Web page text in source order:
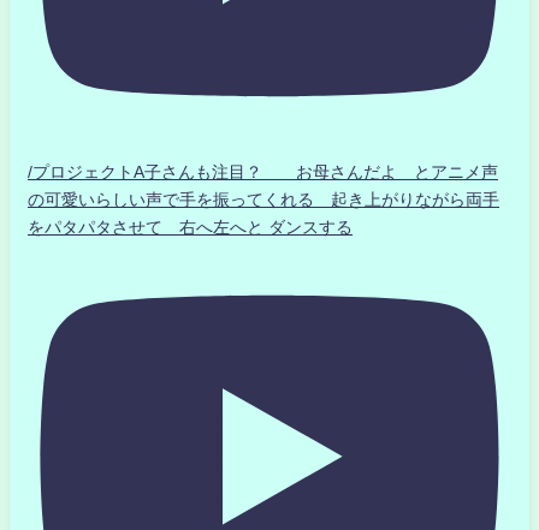
/プロジェクトA子さんも注目？ お母さんだよ とアニメ声
の可愛いらしい声で手を振ってくれる 起き上がりながら両手
をパタパタさせて 右へ左へと ダンスする